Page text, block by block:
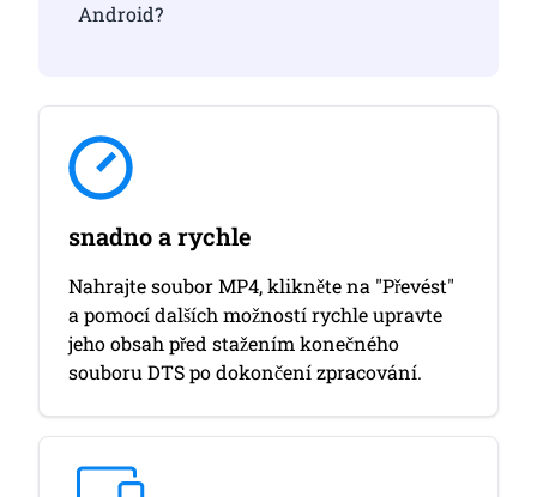
Android?
snadno a rychle
Nahrajte soubor MP4, klikněte na "Převést"
a pomocí dalších možností rychle upravte
jeho obsah před stažením konečného
souboru DTS po dokončení zpracování.